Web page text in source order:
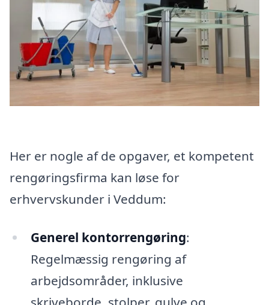
Her er nogle af de opgaver, et kompetent
rengøringsfirma kan løse for
erhvervskunder i Veddum:
Generel kontorrengøring:
Regelmæssig rengøring af
arbejdsområder, inklusive